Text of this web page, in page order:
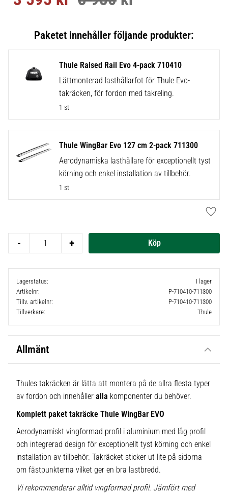
Thule Raised Rail Evo 4-pack 710410
Lättmonterad lasthållarfot för Thule Evo-
takräcken, för fordon med takreling.
1 st
Thule WingBar Evo 127 cm 2-pack 711300
Aerodynamiska lasthållare för exceptionellt tyst
körning och enkel installation av tillbehör.
1 st
+
-
Lagerstatus
I lager
Artikelnr
P-710410-711300
Tillv. artikelnr
P-710410-711300
Tillverkare
Thule
Allmänt
Thules takräcken är lätta att montera på de allra flesta typer
av fordon och innehåller alla komponenter du behöver.
Komplett paket takräcke Thule WingBar EVO
Aerodynamiskt vingformad profil i aluminium med låg profil
och integrerad design för exceptionellt tyst körning och enkel
installation av tillbehör. Takräcket sticker ut lite på sidorna
om fästpunkterna vilket ger en bra lastbredd.
Vi rekommenderar alltid vingformad profil. Jämfört med